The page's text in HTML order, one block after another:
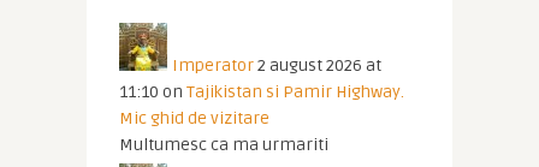
Imperator2 august 2026 at
11:10 on Tajikistan si Pamir Highway.
Mic ghid de vizitare
Multumesc ca ma urmariti